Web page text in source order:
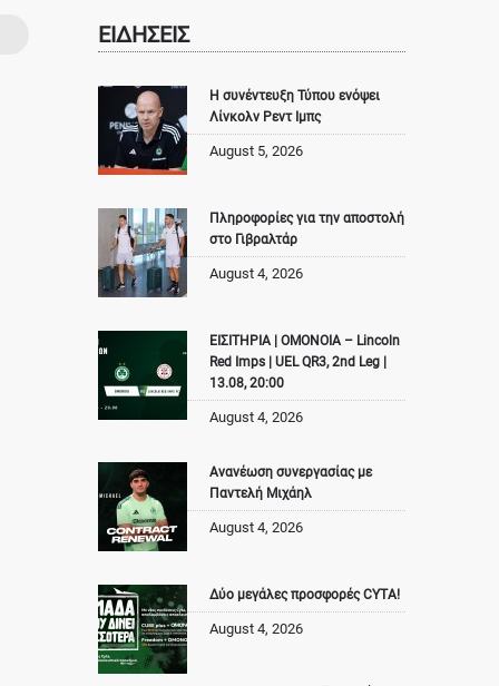
ΕΙΔΗΣΕΙΣ
Η συνέντευξη Τύπου ενόψει
Λίνκολν Ρεντ Ιμπς
August 5, 2026
Πληροφορίες για την αποστολή
στο Γιβραλτάρ
August 4, 2026
ΕΙΣΙΤΗΡΙΑ | ΟΜΟΝΟΙΑ – Lincoln
Red Imps | UEL QR3, 2nd Leg |
13.08, 20:00
August 4, 2026
Ανανέωση συνεργασίας με
Παντελή Μιχάηλ
August 4, 2026
Δύο μεγάλες προσφορές CYTA!
August 4, 2026